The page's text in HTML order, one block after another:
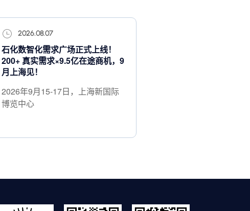
2026.08.07
石化数智化需求广场正式上线！
200+ 真实需求×9.5亿在途商机，9
月上海见！
2026年9月15-17日，上海新国际
博览中心